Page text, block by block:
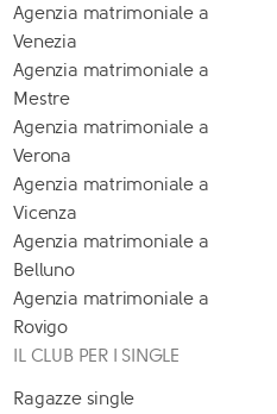
Agenzia matrimoniale a
Venezia
Agenzia matrimoniale a
Mestre
Agenzia matrimoniale a
Verona
Agenzia matrimoniale a
Vicenza
Agenzia matrimoniale a
Belluno
Agenzia matrimoniale a
Rovigo
IL CLUB PER I SINGLE
Ragazze single